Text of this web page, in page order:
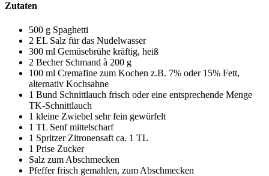
Zutaten
500 g Spaghetti
2 EL Salz für das Nudelwasser
300 ml Gemüsebrühe kräftig, heiß
2 Becher Schmand à 200 g
100 ml Cremafine zum Kochen z.B. 7% oder 15% Fett,
alternativ Kochsahne
1 Bund Schnittlauch frisch oder eine entsprechende Menge
TK-Schnittlauch
1 kleine Zwiebel sehr fein gewürfelt
1 TL Senf mittelscharf
1 Spritzer Zitronensaft ca. 1 TL
1 Prise Zucker
Salz zum Abschmecken
Pfeffer frisch gemahlen, zum Abschmecken